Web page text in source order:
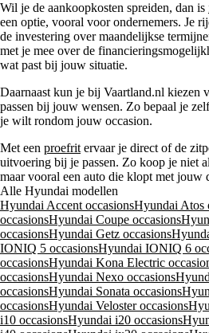
Wil je de aankoopkosten spreiden, dan is
een optie, vooral voor ondernemers. Je
de investering over maandelijkse
met je mee over de
wat past bij jouw situatie.
Daarnaast kun je bij Vaartland.nl kiezen
passen bij jouw wensen. Zo bepaal je
je wilt rondom jouw occasion.
Met een proefrit ervaar je direct of de
uitvoering bij je passen. Zo koop je niet
maar vooral een auto die klopt met jouw
Alle Hyundai modellen
Hyundai Accent occasionsHyundai Atos
occasionsHyundai Coupe occasions
occasionsHyundai Getz occasions
IONIQ 5 occasionsHyundai IONIQ 6
occasionsHyundai Kona Electric
occasionsHyundai Nexo occasions
occasionsHyundai Sonata occasions
occasionsHyundai Veloster occasions
i10 occasionsHyundai i20 occasions